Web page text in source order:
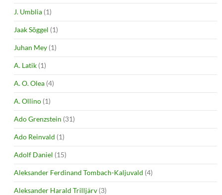
J. Umblia (1)
Jaak Sõggel (1)
Juhan Mey (1)
A. Latik (1)
A. O. Olea (4)
A. Ollino (1)
Ado Grenzstein (31)
Ado Reinvald (1)
Adolf Daniel (15)
Aleksander Ferdinand Tombach-Kaljuvald (4)
Aleksander Harald Trilljärv (3)